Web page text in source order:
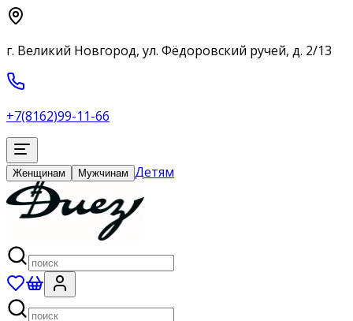
г. Великий Новгород, ул. Фёдоровский ручей, д. 2/13
+7(8162)99-11-66
Женщинам Мужчинам Детям